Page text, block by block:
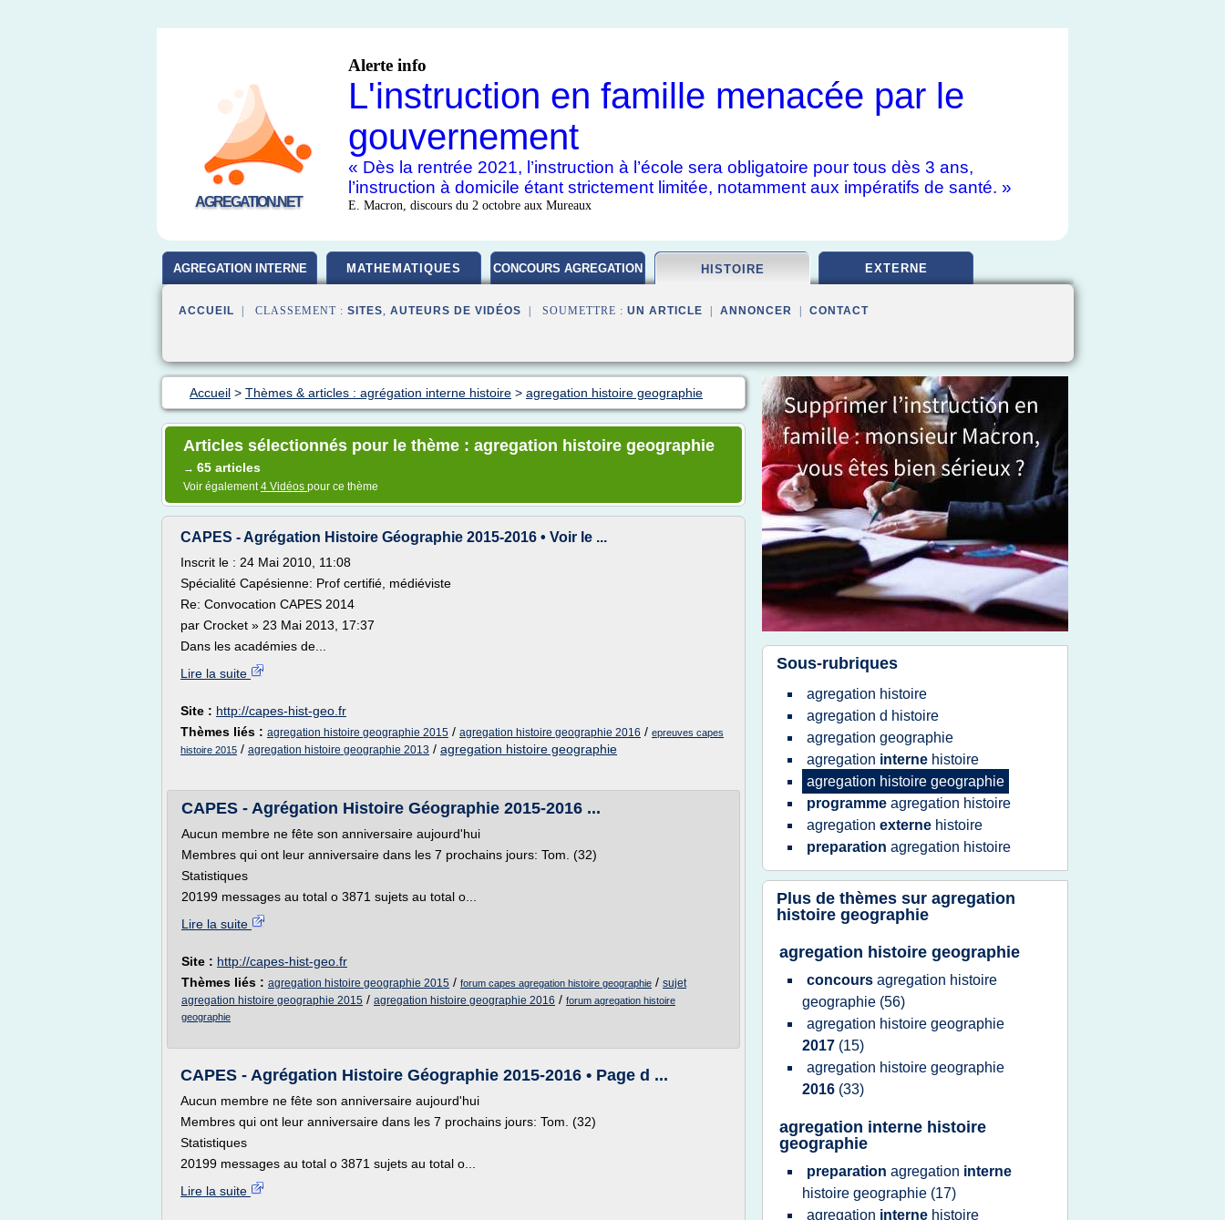
AGREGATION.NET
Alerte info
L'instruction en famille menacée par le
gouvernement
« Dès la rentrée 2021, l’instruction à l’école sera obligatoire pour tous dès 3 ans,
l’instruction à domicile étant strictement limitée, notamment aux impératifs de santé. »
E. Macron, discours du 2 octobre aux Mureaux
AGREGATION INTERNE MATHEMATIQUES CONCOURS AGREGATION HISTOIRE EXTERNE
ACCUEIL | CLASSEMENT : SITES, AUTEURS DE VIDÉOS | SOUMETTRE : UN ARTICLE ANNONCER CONTACT
Accueil > Thèmes & articles : agrégation interne histoire > agregation histoire geographie
Articles sélectionnés pour le thème : agregation histoire geographie
→ 65 articles
Voir également4 Vidéos pour ce thème
CAPES - Agrégation Histoire Géographie 2015-2016 • Voir le ...
Inscrit le : 24 Mai 2010, 11:08
Spécialité Capésienne: Prof certifié, médiéviste
Re: Convocation CAPES 2014
par Crocket » 23 Mai 2013, 17:37
Dans les académies de...
Lire la suite
Site : http://capes-hist-geo.fr
Thèmes liés : agregation histoire geographie 2015 / agregation histoire geographie 2016 / epreuves capes
histoire 2015 / agregation histoire geographie 2013 / agregation histoire geographie
CAPES - Agrégation Histoire Géographie 2015-2016 ...
Aucun membre ne fête son anniversaire aujourd'hui
Membres qui ont leur anniversaire dans les 7 prochains jours: Tom. (32)
Statistiques
20199 messages au total o 3871 sujets au total o...
Lire la suite
Site : http://capes-hist-geo.fr
Thèmes liés : agregation histoire geographie 2015 / forum capes agregation histoire geographie / sujet
agregation histoire geographie 2015 / agregation histoire geographie 2016 / forum agregation histoire
geographie
CAPES - Agrégation Histoire Géographie 2015-2016 • Page d ...
Aucun membre ne fête son anniversaire aujourd'hui
Membres qui ont leur anniversaire dans les 7 prochains jours: Tom. (32)
Statistiques
20199 messages au total o 3871 sujets au total o...
Lire la suite
Sous-rubriques
agregation histoire
agregation d histoire
agregation geographie
agregation interne histoire
agregation histoire geographie
programme agregation histoire
agregation externe histoire
preparation agregation histoire
Plus de thèmes sur agregation
histoire geographie
agregation histoire geographie
concours agregation histoire
geographie (56)
agregation histoire geographie
2017 (15)
agregation histoire geographie
2016 (33)
agregation interne histoire
geographie
preparation agregation interne
histoire geographie (17)
agregation interne histoire